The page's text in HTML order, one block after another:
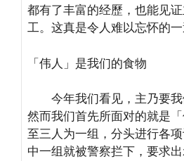
都有了丰富的经歷，也能见
工。这真是令人难以忘怀的一
「伟人」是我们的食物
今年我们看见，主乃要我
然而我们首先所面对的就是
至三人为一组，分头进行各
中一组就被警察拦下，要求